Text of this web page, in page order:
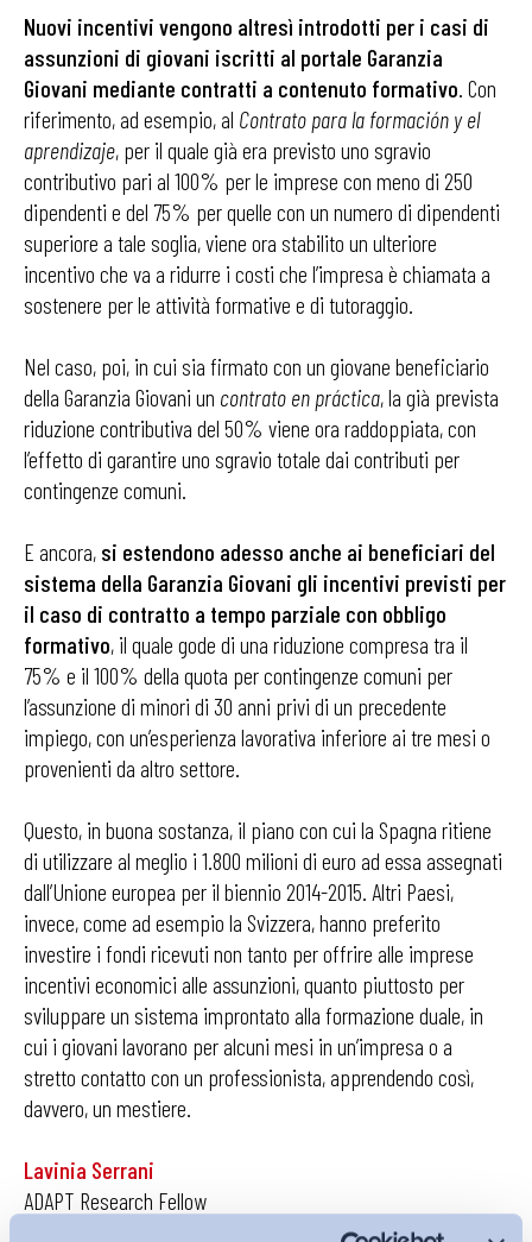
Nuovi incentivi vengono altresì introdotti per i casi di
assunzioni di giovani iscritti al portale Garanzia
Giovani mediante contratti a contenuto formativo. Con
riferimento, ad esempio, al Contrato para la formación y el
aprendizaje, per il quale già era previsto uno sgravio
contributivo pari al 100% per le imprese con meno di 250
dipendenti e del 75% per quelle con un numero di dipendenti
superiore a tale soglia, viene ora stabilito un ulteriore
incentivo che va a ridurre i costi che l’impresa è chiamata a
sostenere per le attività formative e di tutoraggio.
Nel caso, poi, in cui sia firmato con un giovane beneficiario
della Garanzia Giovani un contrato en práctica, la già prevista
riduzione contributiva del 50% viene ora raddoppiata, con
l’effetto di garantire uno sgravio totale dai contributi per
contingenze comuni.
E ancora, si estendono adesso anche ai beneficiari del
sistema della Garanzia Giovani gli incentivi previsti per
il caso di contratto a tempo parziale con obbligo
formativo, il quale gode di una riduzione compresa tra il
75% e il 100% della quota per contingenze comuni per
l’assunzione di minori di 30 anni privi di un precedente
impiego, con un’esperienza lavorativa inferiore ai tre mesi o
provenienti da altro settore.
Questo, in buona sostanza, il piano con cui la Spagna ritiene
di utilizzare al meglio i 1.800 milioni di euro ad essa assegnati
dall’Unione europea per il biennio 2014-2015. Altri Paesi,
invece, come ad esempio la Svizzera, hanno preferito
investire i fondi ricevuti non tanto per offrire alle imprese
incentivi economici alle assunzioni, quanto piuttosto per
sviluppare un sistema improntato alla formazione duale, in
cui i giovani lavorano per alcuni mesi in un’impresa o a
stretto contatto con un professionista, apprendendo così,
davvero, un mestiere.
Lavinia Serrani
ADAPT Research Fellow